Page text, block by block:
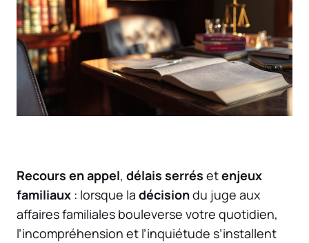
Recours en appel, délais serrés etenjeux
familiaux : lorsque la décisiondu juge aux
affaires familiales bouleverse votre quotidien,
l’incompréhension et l’inquiétude s’installent